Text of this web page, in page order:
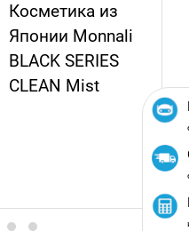
Косметика из
Японии Monnali
BLACK SERIES
CLEAN Mist